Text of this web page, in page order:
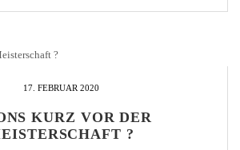
17. FEBRUAR 2020
KURZ VOR DER
?